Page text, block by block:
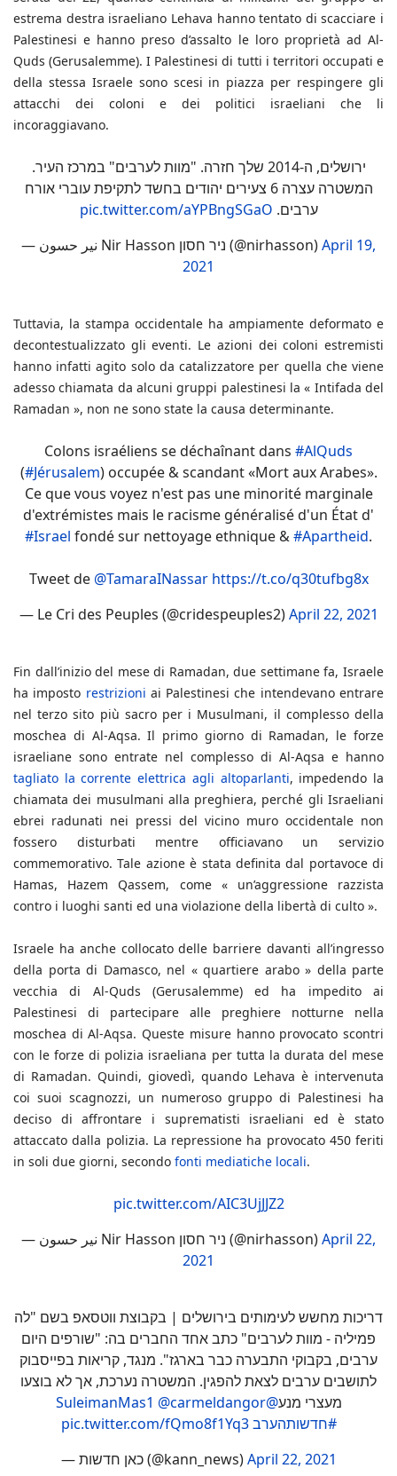
estrema destra israeliano Lehava hanno tentato di scacciare i
Palestinesi e hanno preso d’assalto le loro proprietà ad Al-
Quds (Gerusalemme). I Palestinesi di tutti i territori occupati e
della stessa Israele sono scesi in piazza per respingere gli
attacchi dei coloni e dei politici israeliani che li
incoraggiavano.
ירושלים, ה-2014 שלך חזרה. "מוות לערבים" במרכז העיר.
המשטרה עצרה 6 צעירים יהודים בחשד לתקיפת עוברי אורח
ערבים. pic.twitter.com/aYPBngSGaO
— نير حسون Nir Hasson ניר חסון (@nirhasson)April 19,
2021
Tuttavia, la stampa occidentale ha ampiamente deformato e
decontestualizzato gli eventi. Le azioni dei coloni estremisti
hanno infatti agito solo da catalizzatore per quella che viene
adesso chiamata da alcuni gruppi palestinesi la « Intifada del
Ramadan », non ne sono state la causa determinante.
Colons israéliens se déchaînant dans #AlQuds
(#Jérusalem) occupée & scandant «Mort aux Arabes».
Ce que vous voyez n'est pas une minorité marginale
d'extrémistes mais le racisme généralisé d'un État d'
#Israel fondé sur nettoyage ethnique &#Apartheid.
Tweet de @TamaraINassar https://t.co/q30tufbg8x
— Le Cri des Peuples (@cridespeuples2)April 22, 2021
Fin dall’inizio del mese di Ramadan, due settimane fa, Israele
ha imposto restrizioni ai Palestinesi che intendevano entrare
nel terzo sito più sacro per i Musulmani, il complesso della
moschea di Al-Aqsa. Il primo giorno di Ramadan, le forze
israeliane sono entrate nel complesso di Al-Aqsa e hanno
tagliato la corrente elettrica agli altoparlanti, impedendo la
chiamata dei musulmani alla preghiera, perché gli Israeliani
ebrei radunati nei pressi del vicino muro occidentale non
fossero disturbati mentre officiavano un servizio
commemorativo. Tale azione è stata definita dal portavoce di
Hamas, Hazem Qassem, come « un’aggressione razzista
contro i luoghi santi ed una violazione della libertà di culto ».
Israele ha anche collocato delle barriere davanti all’ingresso
della porta di Damasco, nel « quartiere arabo » della parte
vecchia di Al-Quds (Gerusalemme) ed ha impedito ai
Palestinesi di partecipare alle preghiere notturne nella
moschea di Al-Aqsa. Queste misure hanno provocato scontri
con le forze di polizia israeliana per tutta la durata del mese
di Ramadan. Quindi, giovedì, quando Lehava è intervenuta
coi suoi scagnozzi, un numeroso gruppo di Palestinesi ha
deciso di affrontare i suprematisti israeliani ed è stato
attaccato dalla polizia. La repressione ha provocato 450 feriti
in soli due giorni, secondo fonti mediatiche locali.
pic.twitter.com/AIC3UjJJZ2
— نير حسون Nir Hasson ניר חסון (@nirhasson)April 22,
2021
דריכות מחשש לעימותים בירושלים | בקבוצת ווטסאפ בשם "לה
פמיליה - מוות לערבים" כתב אחד החברים בה: "שורפים היום
ערבים, בקבוקי התבערה כבר בארגז". מנגד, קריאות בפייסבוק
לתושבים ערבים לצאת להפגין. המשטרה נערכת, אך לא בוצעו
מעצרי מנע@SuleimanMas1
@carmeldangor
#חדשותהערב pic.twitter.com/fQmo8f1Yq3
— כאן חדשות (@kann_news)April 22, 2021